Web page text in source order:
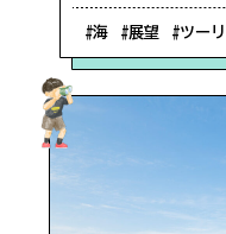
佐多岬
第1駐車場空あり
#海 #展望 #ツー